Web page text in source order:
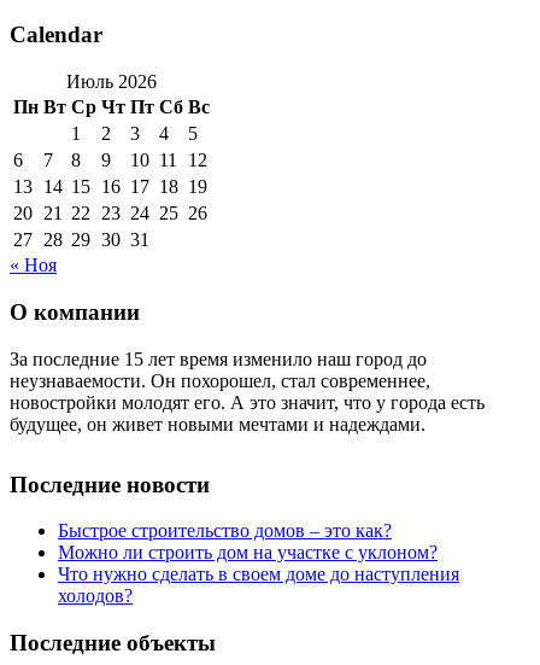
Calendar
Июль 2026
Пн Вт Ср Чт Пт Сб Вс
1
2 3 4
5
6
7 8 9 10 11
12
13 14 15 16 17 18 19
20 21 22 23 24 25 26
27 28 29 30 31
« Ноя
О компании
За последние 15 лет время изменило наш город до
неузнаваемости. Он похорошел, стал современнее,
новостройки молодят его. А это значит, что у города есть
будущее, он живет новыми мечтами и надеждами.
Последние новости
Быстрое строительство домов – это как?
Можно ли строить дом на участке с уклоном?
Что нужно сделать в своем доме до наступления
холодов?
Последние объекты